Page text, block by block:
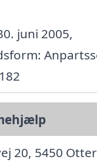
juni 2005,
20, 5450